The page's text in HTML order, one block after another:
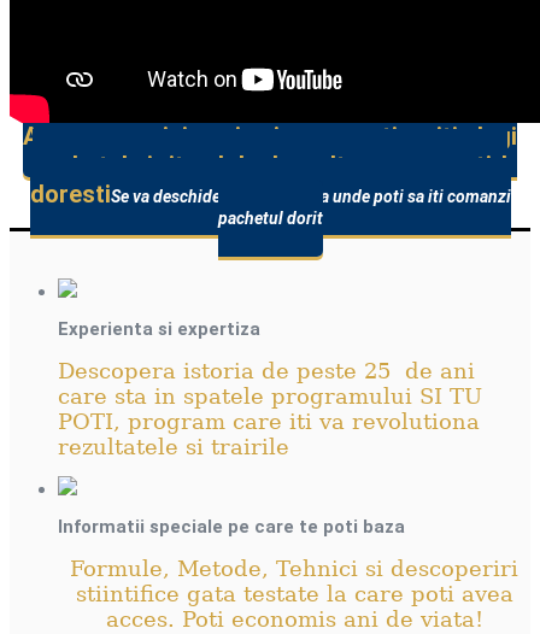
Urmareste ce contine programul si cum poti beneficia de fiecare
dintre elementele componente ale programului
Acceseaza aici pagina in care poti sa iti alegi
pachetul si ritmul de dezvoltare pe care ti-l
dorestiSe va deschide o noua pagina unde poti sa iti comanzi
pachetul dorit
Experienta si expertiza
Descopera istoria de peste 25 de ani
care sta in spatele programului SI TU
POTI, program care iti va revolutiona
rezultatele si trairile
Informatii speciale pe care te poti baza
Formule, Metode, Tehnici si descoperiri
stiintifice gata testate la care poti avea
acces. Poti economis ani de viata!